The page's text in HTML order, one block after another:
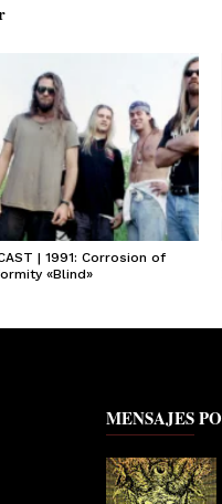
| 1991: Corrosion of
«Blind»
MENSAJES